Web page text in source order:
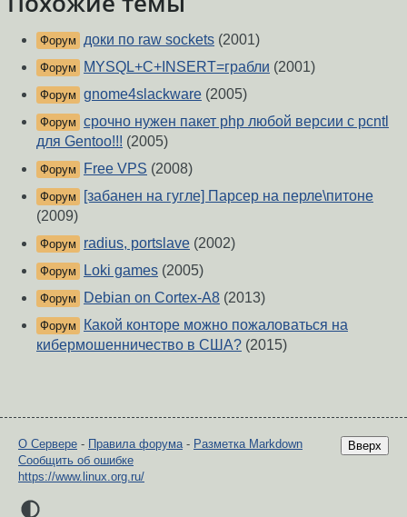
Форум доки по raw sockets (2001)
Форум MYSQL+C+INSERT=грабли (2001)
Форум gnome4slackware (2005)
Форум срочно нужен пакет php любой версии с pcntl
для Gentoo!!! (2005)
Форум Free VPS (2008)
Форум
[забанен на гугле] Парсер на перле\питоне
(2009)
Форум radius, portslave (2002)
Форум Loki games (2005)
Форум Debian on Cortex-A8 (2013)
Форум
Какой конторе можно пожаловаться на
кибермошенничество в США? (2015)
Вверх
О Сервере - Правила форума- Разметка Markdown
Сообщить об ошибке
https://www.linux.org.ru/